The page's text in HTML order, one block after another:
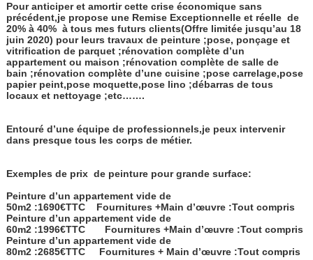
Pour anticiper et amortir cette crise économique sans
précédent,je propose une Remise Exceptionnelle et réelle de
20% à 40% à tous mes futurs clients(Offre limitée jusqu’au 18
juin 2020) pour leurs travaux de peinture ;pose, ponçage et
vitrification de parquet ;rénovation complète d’un
appartement ou maison ;rénovation complète de salle de
bain ;rénovation complète d’une cuisine ;pose carrelage,pose
papier peint,pose moquette,pose lino ;débarras de tous
locaux et nettoyage ;etc…….
Entouré d’une équipe de professionnels,je peux intervenir
dans presque tous les corps de métier.
Exemples de prix de peinture pour grande surface:
Peinture d’un appartement vide de
50m2 :1690€TTC
Fournitures +Main d’œuvre :Tout compris
Peinture d’un appartement vide de
60m2 :1996€TTC
Fournitures +Main d’œuvre :Tout compris
Peinture d’un appartement vide de
80m2 :2685€TTC
Fournitures + Main d’œuvre :Tout compris